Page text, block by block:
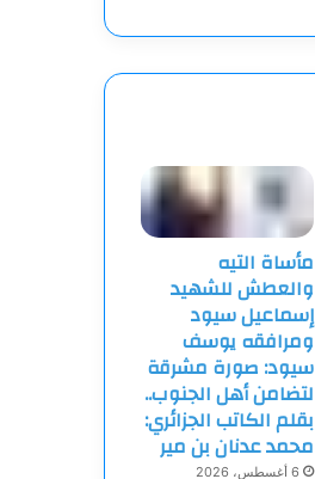
مأساة التيه
والعطش للشهيد
إسماعيل سيود
ومرافقه يوسف
سيود: صورة مشرقة
لتضامن أهل الجنوب..
بقلم الكاتب الجزائري:
محمد عدنان بن مير
6 أغسطس، 2026